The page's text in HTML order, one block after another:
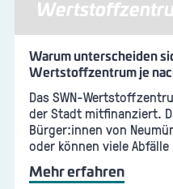
Warum unterscheiden
Wertstoffzentrum je
Das SWN-
der Stadt mitfinanziert.
Bürger:innen von
oder können viele
Mehr erfahren